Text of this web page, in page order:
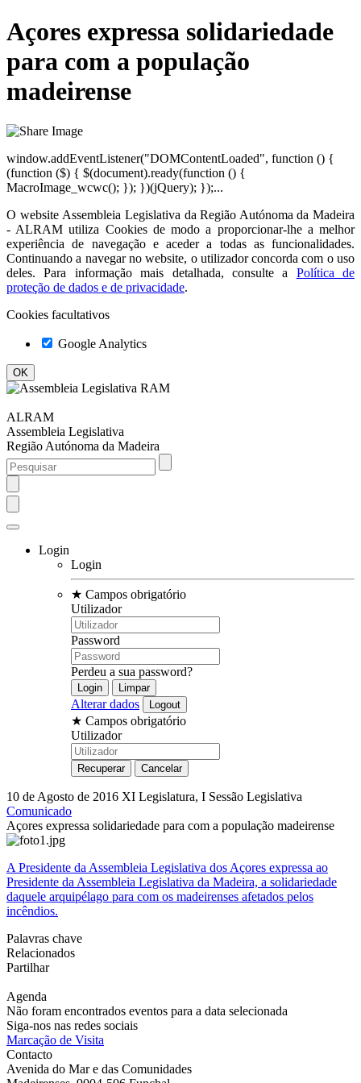
Açores expressa solidariedade
para com a população
madeirense
window.addEventListener("DOMContentLoaded", function () {
(function ($) { $(document).ready(function () {
MacroImage_wcwc(); }); })(jQuery); });...
O website Assembleia Legislativa da Região Autónoma da Madeira
- ALRAM utiliza Cookies de modo a proporcionar-lhe a melhor
experiência de navegação e aceder a todas as funcionalidades.
Continuando a navegar no website, o utilizador concorda com o uso
deles. Para informação mais detalhada, consulte a
Política de
proteção de dados e de privacidade.
Cookies facultativos
Google Analytics
ALRAM
Assembleia Legislativa
Região Autónoma da Madeira
Login
Login
★ Campos obrigatório
Utilizador
Password
Perdeu a sua password?
Alterar dados
★ Campos obrigatório
Utilizador
10 de Agosto de 2016 XI Legislatura, I Sessão Legislativa
Comunicado
Açores expressa solidariedade para com a população madeirense
A Presidente da Assembleia Legislativa dos Açores expressa ao
Presidente da Assembleia Legislativa da Madeira, a solidariedade
daquele arquipélago para com os madeirenses afetados pelos
incêndios.
Palavras chave
Relacionados
Partilhar
Agenda
Não foram encontrados eventos para a data selecionada
Siga-nos nas redes sociais
Marcação de Visita
Contacto
Avenida do Mar e das Comunidades